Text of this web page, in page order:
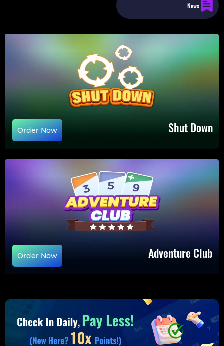
News
Shut Down
Order Now
Adventure Club
Order Now